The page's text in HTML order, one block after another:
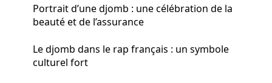
Portrait d’une djomb : une célébration de la
beauté et de l’assurance
Le djomb dans le rap français : un symbole
culturel fort